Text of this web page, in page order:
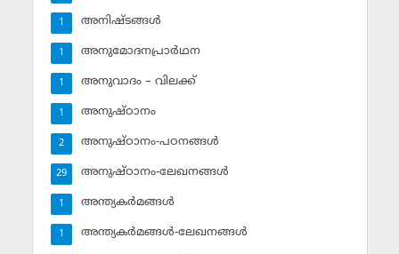
അനിഷ്ടങ്ങള്‍
1
അനുമോദനപ്രാര്‍ഥന
1
അനുവാദം – വിലക്ക്‌
1
അനുഷ്ഠാനം
1
അനുഷ്ഠാനം-പഠനങ്ങള്‍
2
അനുഷ്ഠാനം-ലേഖനങ്ങള്‍
29
അന്ത്യകര്‍മങ്ങള്‍
1
അന്ത്യകര്‍മങ്ങള്‍-ലേഖനങ്ങള്‍
1